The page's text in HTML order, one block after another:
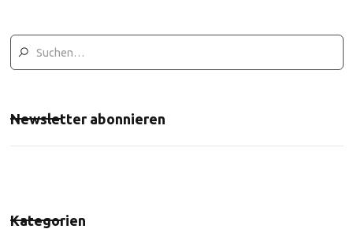
Newsletter abonnieren
Kategorien